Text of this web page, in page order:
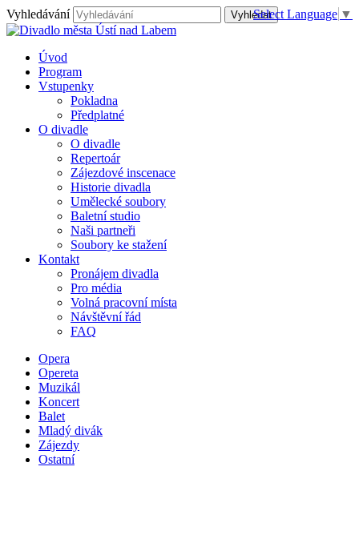
Vyhledávání
Úvod
Program
Vstupenky
Pokladna
Předplatné
O divadle
O divadle
Repertoár
Zájezdové inscenace
Historie divadla
Umělecké soubory
Baletní studio
Naši partneři
Soubory ke stažení
Kontakt
Pronájem divadla
Pro média
Volná pracovní místa
Návštěvní řád
FAQ
Select Language ▼
Opera
Opereta
Muzikál
Koncert
Balet
Mladý divák
Zájezdy
Ostatní